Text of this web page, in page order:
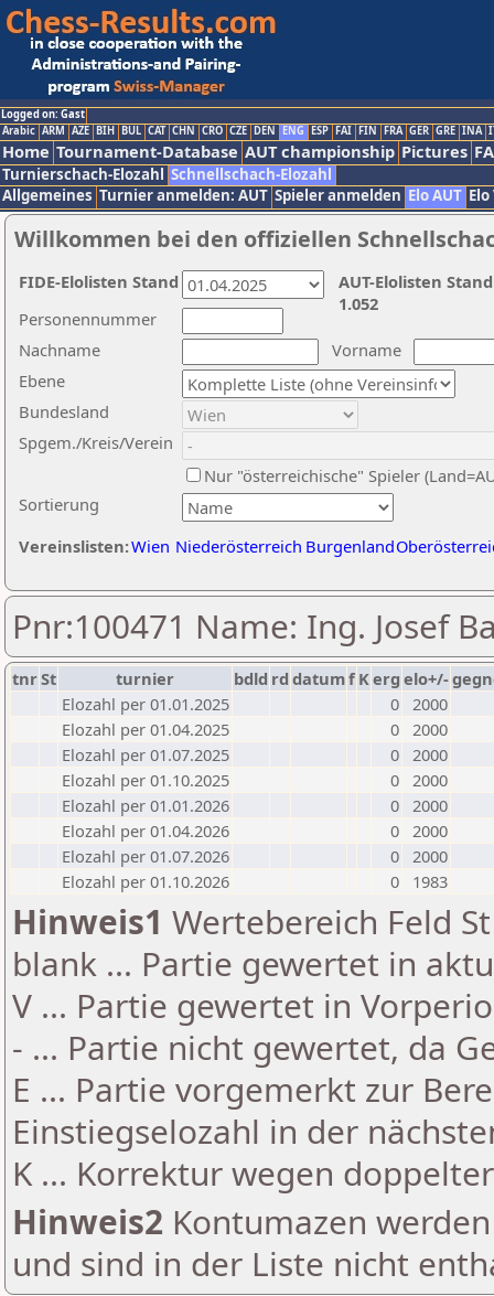
Logged on: Gast
Arabic ARM AZE BIH BUL CAT CHN CRO CZE DEN ENG ESP FAI FIN FRA GER GRE INA
Home Tournament-Database AUT championship Pictures
Turnierschach-Elozahl Schnellschach-Elozahl
Allgemeines Turnier anmelden: AUT Spieler anmelden Elo AUT
Willkommen bei den offiziellen
Nachname
Vorname
Ebene
Sortierung
Personennummer
Bundesland
Spgem./Kreis/Verein
Nur "österreichische" Spieler
Vereinslisten:Wien Niederösterreich Burgenland
AUT-Elolisten
1.052
FIDE-Elolisten Stand
Pnr:100471 Name: Ing. Josef
tnrSt turnier bdld rd datumf Kerg elo+/-
Elozahl per 01.01.2025
0 2000
Elozahl per 01.04.2025
0 2000
Elozahl per 01.07.2025
0 2000
Elozahl per 01.10.2025
0 2000
Elozahl per 01.01.2026
0 2000
Elozahl per 01.04.2026
0 2000
Elozahl per 01.07.2026
0 2000
Elozahl per 01.10.2026
0 1983
Hinweis1 Wertebereich Feld
blank ... Partie gewertet in
V ... Partie gewertet in
- ... Partie nicht gewertet, da
E ... Partie vorgemerkt zur
Einstiegselozahl in der
K ... Korrektur wegen
Hinweis2 Kontumazen
und sind in der Liste nicht